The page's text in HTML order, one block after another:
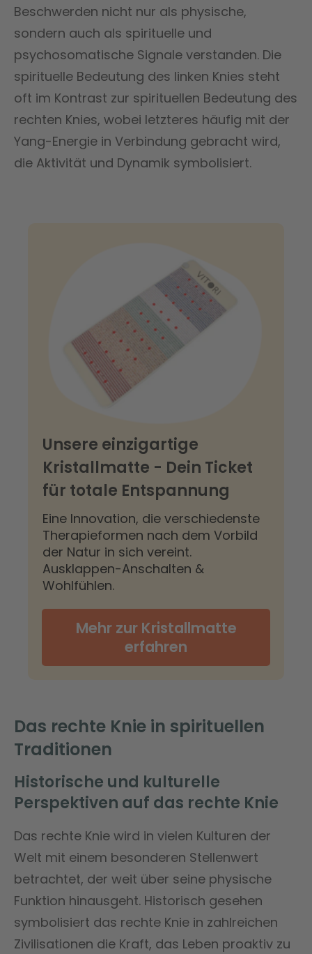
Beschwerden nicht nur als physische,
sondern auch als spirituelle und
psychosomatische Signale verstanden. Die
spirituelle Bedeutung des linken Knies steht
oft im Kontrast zur spirituellen Bedeutung des
rechten Knies, wobei letzteres häufig mit der
Yang-Energie in Verbindung gebracht wird,
die Aktivität und Dynamik symbolisiert.
Unsere einzigartige
Kristallmatte - Dein Ticket
für totale Entspannung
Eine Innovation, die verschiedenste
Therapieformen nach dem Vorbild
der Natur in sich vereint.
Ausklappen-Anschalten &
Wohlfühlen.
Mehr zur Kristallmatte
erfahren
Das rechte Knie in spirituellen
Traditionen
Historische und kulturelle
Perspektiven auf das rechte Knie
Das rechte Knie wird in vielen Kulturen der
Welt mit einem besonderen Stellenwert
betrachtet, der weit über seine physische
Funktion hinausgeht. Historisch gesehen
symbolisiert das rechte Knie in zahlreichen
Zivilisationen die Kraft, das Leben proaktiv zu